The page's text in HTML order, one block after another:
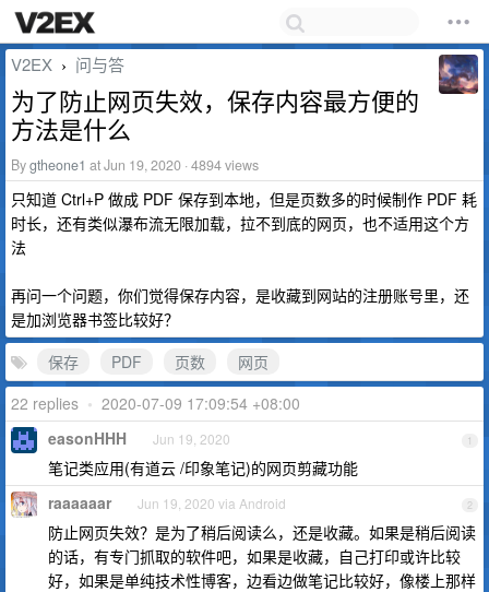
V2EX › 问与答
为了防止网页失效，保存内容最方便的
方法是什么
Bygtheone1 at Jun 19, 2020 · 4894 views
只知道 Ctrl+P 做成 PDF 保存到本地，但是页数多的时候制作 PDF 耗
时长，还有类似瀑布流无限加载，拉不到底的网页，也不适用这个方
法
再问一个问题，你们觉得保存内容，是收藏到网站的注册账号里，还
是加浏览器书签比较好？
保存
PDF 页数
网页
22 replies • 2020-07-09 17:09:54 +08:00
1
easonHHH Jun 19, 2020
笔记类应用(有道云 /印象笔记)的网页剪藏功能
2
raaaaaar Jun 19, 2020 via Android
防止网页失效？是为了稍后阅读么，还是收藏。如果是稍后阅读
的话，有专门抓取的软件吧，如果是收藏，自己打印或许比较
好，如果是单纯技术性博客，边看边做笔记比较好，像楼上那样